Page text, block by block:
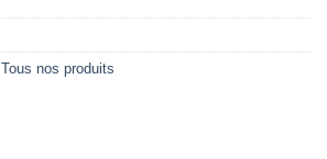
Tous nos produits